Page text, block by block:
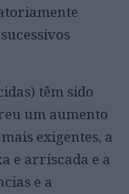
têm sido
um aumento
exigentes, a
e arriscada e a
e a